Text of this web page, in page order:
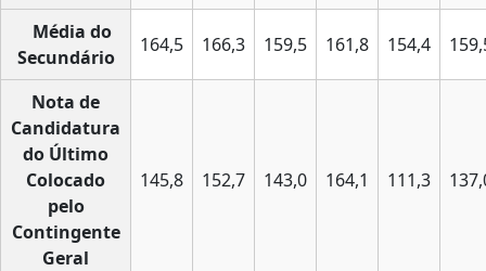
Média do
Secundário
164,5 166,3 159,5 161,8 154,4
Nota de
Candidatura
do Último
Colocado
pelo
Contingente
Geral
145,8 152,7 143,0 164,1 111,3